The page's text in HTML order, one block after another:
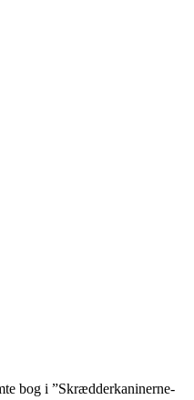
bog i ”Skrædderkaninerne-